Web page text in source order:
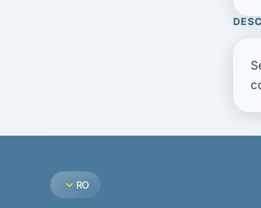
expand_more RO